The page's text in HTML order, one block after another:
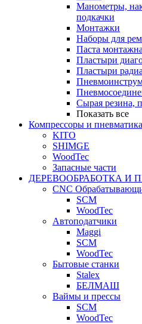
Манометры,
подкачки
Монтажки
Наборы для
Паста
Пластыри
Пластыри
Сырая резина,
Показать все
Компрессоры и пневматика
KITO
SHIMGE
WoodTec
Запасные части
ДЕРЕВООБРАБОТКА И
CNC
SCM
WoodTec
Автоподатчики
Maggi
SCM
WoodTec
Бытовые станки
Stalex
БЕЛМАШ
Ваймы и прессы
SCM
WoodTec